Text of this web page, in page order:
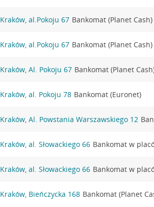
Kraków, al.Pokoju 67 Bankomat (Planet Cash)
Kraków, al.Pokoju 67 Bankomat (Planet Cash)
Kraków, Al. Pokoju 67 Bankomat (Planet
Kraków, al. Pokoju 78 Bankomat (Euronet)
Kraków, Al. Powstania Warszawskiego 12
Kraków, al. Słowackiego 66 Bankomat w
Kraków, al. Słowackiego 66 Bankomat w
Kraków, Bieńczycka 168 Bankomat (Planet